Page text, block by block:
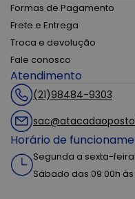
Formas de Pagamento
Frete e Entrega
Troca e devolução
Fale conosco
Atendimento
(21)98484-9303
Horário de
Segunda a sexta-feira
Sábado das 09:00h às